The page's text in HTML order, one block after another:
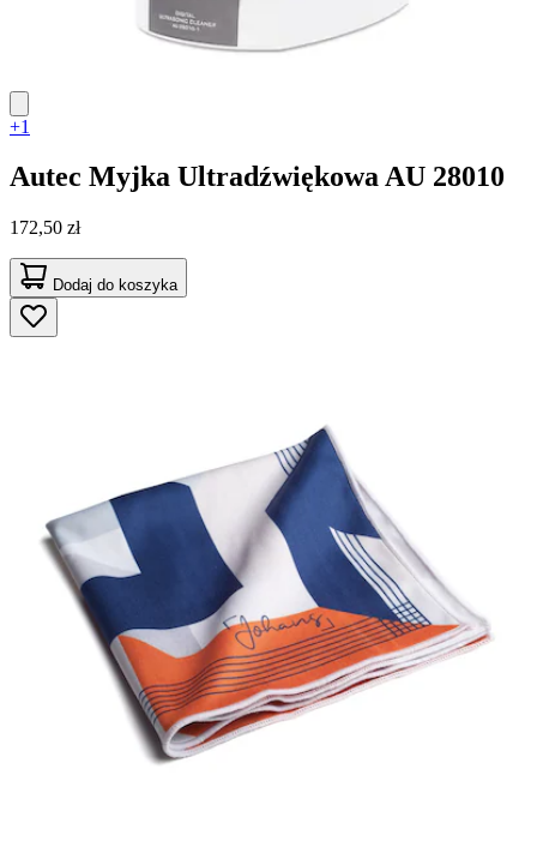
+1
Autec Myjka Ultradźwiękowa AU 28010
172,50 zł
Dodaj do koszyka